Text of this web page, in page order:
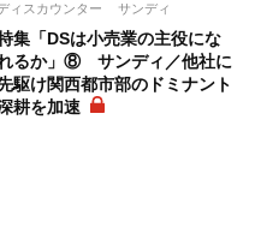
ィスカウンター
サンディ
集「DSは小売業の主役にな
るか」⑧ サンディ／他社に
駆け関西都市部のドミナント
耕を加速